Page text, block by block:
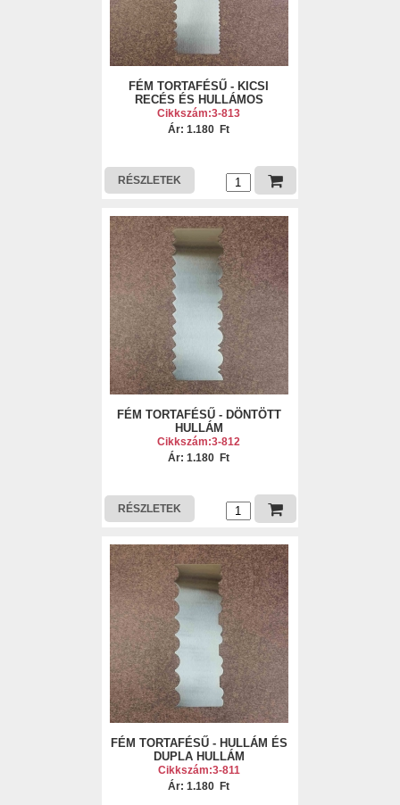
FÉM TORTAFÉSŰ - KICSI
RECÉS ÉS HULLÁMOS
Cikkszám:3-813
Ár: 1.180 Ft
RÉSZLETEK
FÉM TORTAFÉSŰ - DÖNTÖTT
HULLÁM
Cikkszám:3-812
Ár: 1.180 Ft
RÉSZLETEK
FÉM TORTAFÉSŰ - HULLÁM ÉS
DUPLA HULLÁM
Cikkszám:3-811
Ár: 1.180 Ft